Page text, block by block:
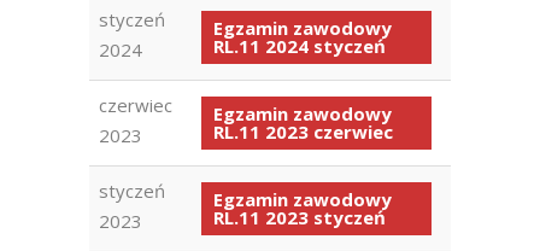
styczeń
2024
Egzamin zawodowy
RL.11 2024 styczeń
czerwiec
2023
Egzamin zawodowy
RL.11 2023 czerwiec
styczeń
2023
Egzamin zawodowy
RL.11 2023 styczeń